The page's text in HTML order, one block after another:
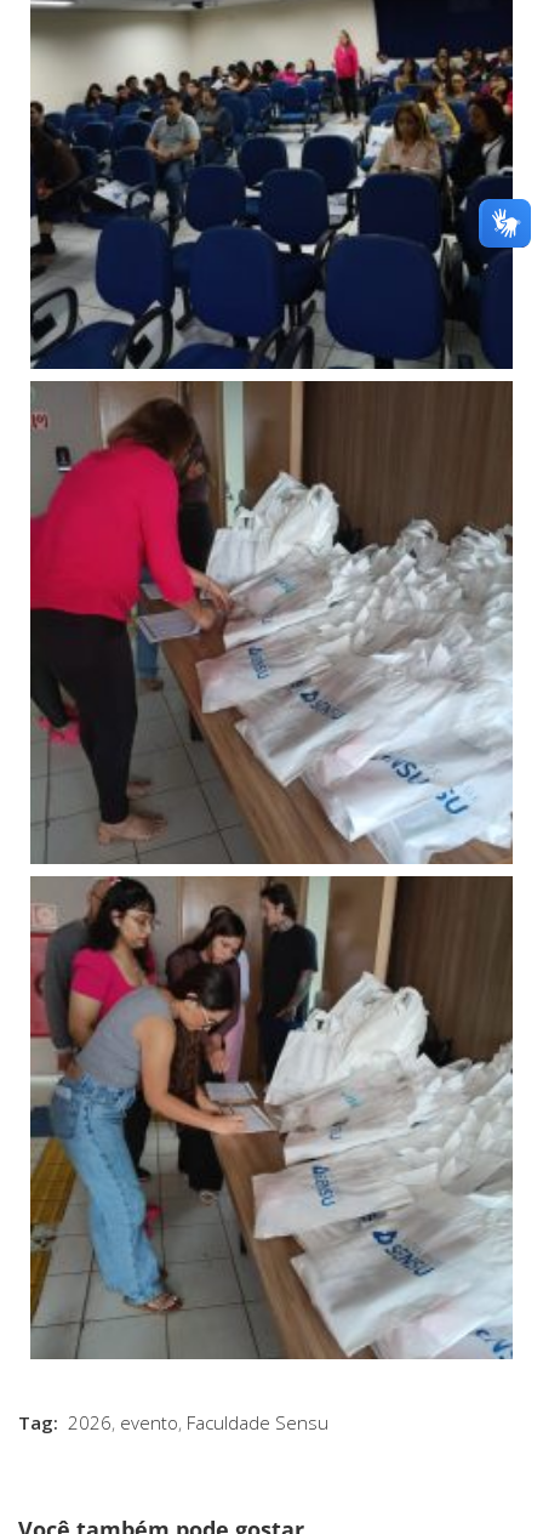
Tag: 2026, evento, Faculdade Sensu